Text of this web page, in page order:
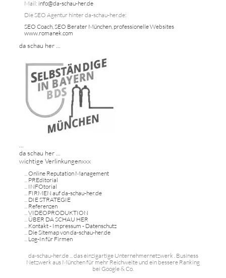
Mail: info@da-schau-her.de
Die SEO Agentur hinter da-schau-her.de:
SEO Coach, SEO Berater München, professionelle Websites
www.romanek.com
da schau her ...
da schau her ...
wichtige Verlinkungenxxx
...Online Reputation Management
... PREditorial
... INFOtorial
... FIRMEN auf da-schau-her.de
... DIE STRATEGIE
... Referenzen
...VIDEOPRODUKTION
... ÜBER DA SCHAU HER
... Kontakt - Impressum - Datenschutz
... Die Sitemap von da-schau-her.de
... Log-In für Firmen
da-schau-her.de ... das einzigartige Unternehmernetzwerk . Business
Netzwerk aus München für mehr Reichweite und ein bessere Ranking
bei Google & Co.